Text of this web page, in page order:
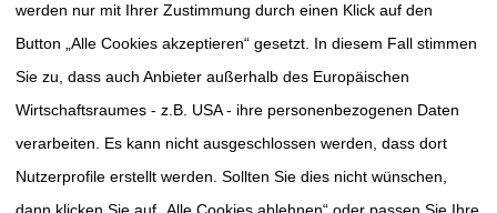
TUMORAKADEMIESÜDWESTSACHSEN E.V.
THOMAS-MÜNTZER-HÖHE 14
werden nur mit Ihrer Zustimmung durch einen Klick auf den
Button „Alle Cookies akzeptieren“ gesetzt. In diesem Fall stimmen
Sie zu, dass auch Anbieter außerhalb des Europäischen
Wirtschaftsraumes - z.B. USA - ihre personenbezogenen Daten
verarbeiten. Es kann nicht ausgeschlossen werden, dass dort
Nutzerprofile erstellt werden. Sollten Sie dies nicht wünschen,